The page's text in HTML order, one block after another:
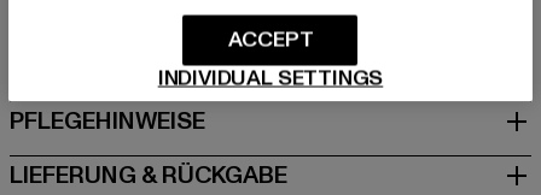
GRÖSSE & PASSFORM
PFLEGEHINWEISE
LIEFERUNG & RÜCKGABE
INDIVIDUAL SETTINGS
ACCEPT